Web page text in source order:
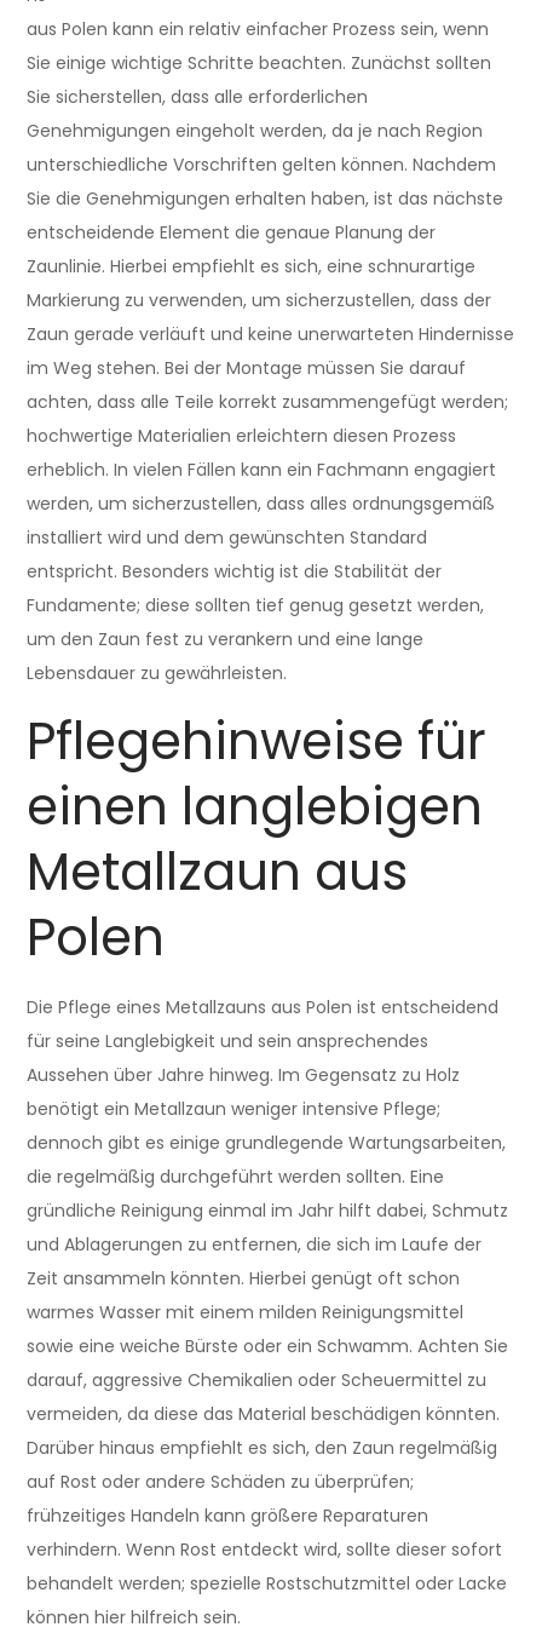
aus Polen kann ein relativ einfacher Prozess sein, wenn
Sie einige wichtige Schritte beachten. Zunächst sollten
Sie sicherstellen, dass alle erforderlichen
Genehmigungen eingeholt werden, da je nach Region
unterschiedliche Vorschriften gelten können. Nachdem
Sie die Genehmigungen erhalten haben, ist das nächste
entscheidende Element die genaue Planung der
Zaunlinie. Hierbei empfiehlt es sich, eine schnurartige
Markierung zu verwenden, um sicherzustellen, dass der
Zaun gerade verläuft und keine unerwarteten Hindernisse
im Weg stehen. Bei der Montage müssen Sie darauf
achten, dass alle Teile korrekt zusammengefügt werden;
hochwertige Materialien erleichtern diesen Prozess
erheblich. In vielen Fällen kann ein Fachmann engagiert
werden, um sicherzustellen, dass alles ordnungsgemäß
installiert wird und dem gewünschten Standard
entspricht. Besonders wichtig ist die Stabilität der
Fundamente; diese sollten tief genug gesetzt werden,
um den Zaun fest zu verankern und eine lange
Lebensdauer zu gewährleisten.
Pflegehinweise für
einen langlebigen
Metallzaun aus
Polen
Die Pflege eines Metallzauns aus Polen ist entscheidend
für seine Langlebigkeit und sein ansprechendes
Aussehen über Jahre hinweg. Im Gegensatz zu Holz
benötigt ein Metallzaun weniger intensive Pflege;
dennoch gibt es einige grundlegende Wartungsarbeiten,
die regelmäßig durchgeführt werden sollten. Eine
gründliche Reinigung einmal im Jahr hilft dabei, Schmutz
und Ablagerungen zu entfernen, die sich im Laufe der
Zeit ansammeln könnten. Hierbei genügt oft schon
warmes Wasser mit einem milden Reinigungsmittel
sowie eine weiche Bürste oder ein Schwamm. Achten Sie
darauf, aggressive Chemikalien oder Scheuermittel zu
vermeiden, da diese das Material beschädigen könnten.
Darüber hinaus empfiehlt es sich, den Zaun regelmäßig
auf Rost oder andere Schäden zu überprüfen;
frühzeitiges Handeln kann größere Reparaturen
verhindern. Wenn Rost entdeckt wird, sollte dieser sofort
behandelt werden; spezielle Rostschutzmittel oder Lacke
können hier hilfreich sein.